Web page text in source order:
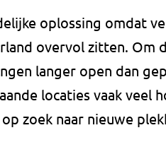
oplossing omdat
overvol zitten. Om
langer open dan
locaties vaak veel
zoek naar nieuwe